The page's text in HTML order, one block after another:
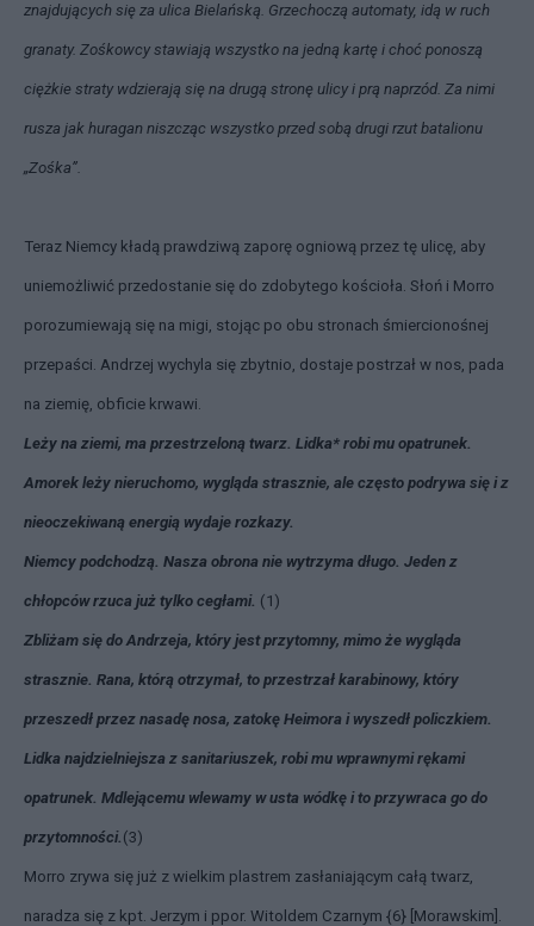
znajdujących się za ulica Bielańską. Grzechoczą automaty, idą w ruch
granaty. Zośkowcy stawiają wszystko na jedną kartę i choć ponoszą
ciężkie straty wdzierają się na drugą stronę ulicy i prą naprzód. Za nimi
rusza jak huragan niszcząc wszystko przed sobą drugi rzut batalionu
„Zośka”.
Teraz Niemcy kładą prawdziwą zaporę ogniową przez tę ulicę, aby
uniemożliwić przedostanie się do zdobytego kościoła. Słoń i Morro
porozumiewają się na migi, stojąc po obu stronach śmiercionośnej
przepaści. Andrzej wychyla się zbytnio, dostaje postrzał w nos, pada
na ziemię, obficie krwawi.
Leży na ziemi, ma przestrzeloną twarz. Lidka* robi mu opatrunek.
Amorek leży nieruchomo, wygląda strasznie, ale często podrywa się i z
nieoczekiwaną energią wydaje rozkazy.
Niemcy podchodzą. Nasza obrona nie wytrzyma długo. Jeden z
chłopców rzuca już tylko cegłami. (1)
Zbliżam się do Andrzeja, który jest przytomny, mimo że wygląda
strasznie. Rana, którą otrzymał, to przestrzał karabinowy, który
przeszedł przez nasadę nosa, zatokę Heimora i wyszedł policzkiem.
Lidka najdzielniejsza z sanitariuszek, robi mu wprawnymi rękami
opatrunek. Mdlejącemu wlewamy w usta wódkę i to przywraca go do
przytomności. (3)
Morro zrywa się już z wielkim plastrem zasłaniającym całą twarz,
naradza się z kpt. Jerzym i ppor. Witoldem Czarnym {6} [Morawskim].